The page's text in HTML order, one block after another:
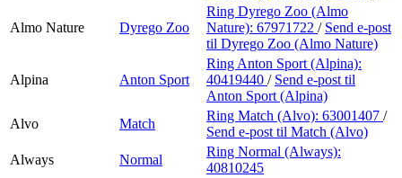
Almo Nature Dyrego Zoo
Ring Dyrego Zoo (Almo
Nature): 67971722 / Send e-post
til Dyrego Zoo (Almo Nature)
Alpina Anton Sport
Ring Anton Sport (Alpina):
40419440 / Send e-post til
Anton Sport (Alpina)
Alvo
Match
Ring Match (Alvo): 63001407 /
Send e-post til Match (Alvo)
Always
Normal
Ring Normal (Always):
40810245